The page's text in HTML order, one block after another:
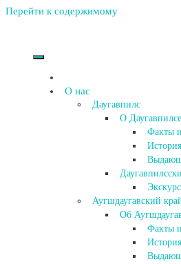
Перейти к содержимому
О нас
Даугавпилс
О Даугавпилсе
Факты
История
Аугшдаугавский
Об
Факты
История